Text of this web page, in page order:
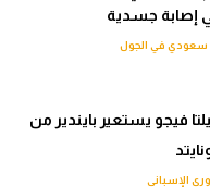
إصابة جسدية
سعودي في الجول
فيجو يستعير بايندير من
الإسباني